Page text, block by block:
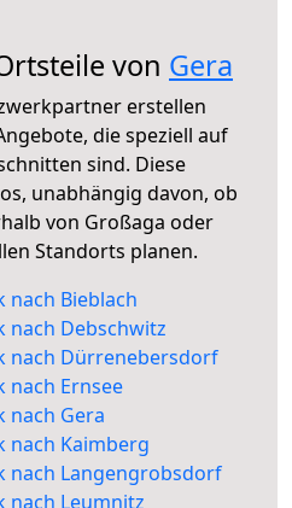
von Gera
erstellen
die speziell auf
sind. Diese
unabhängig davon, ob
von Großaga oder
Standorts planen.
nach Bieblach
nach Debschwitz
nach Dürrenebersdorf
nach Ernsee
nach Gera
nach Kaimberg
nach Langengrobsdorf
nach Leumnitz